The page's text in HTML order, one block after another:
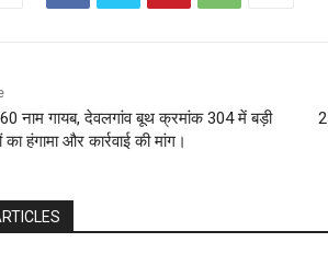
नाम गायब, देवलगांव बूथ क्रमांक 304 में बड़ी
का हंगामा और कार्रवाई की मांग।